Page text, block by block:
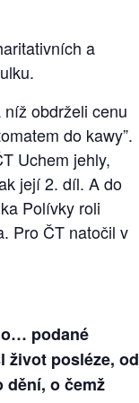
a
obdrželi cenu
do kawy”.
Uchem jehly,
její 2. díl. A do
Polívky roli
Pro ČT natočil v
podané
život posléze, od
dění, o čemž